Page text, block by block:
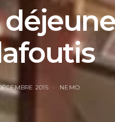
2015 NEMO